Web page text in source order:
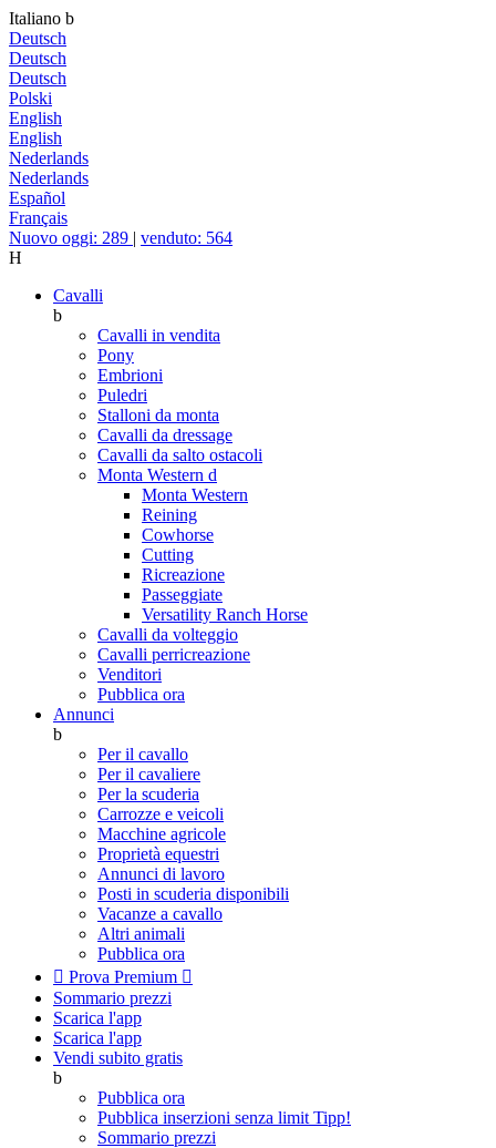
Italiano b
Deutsch
Deutsch
Deutsch
Polski
English
English
Nederlands
Nederlands
Español
Français
Nuovo oggi: 289 | venduto: 564
H
Cavalli
b
Cavalli in vendita
Pony
Embrioni
Puledri
Stalloni da monta
Cavalli da dressage
Cavalli da salto ostacoli
Monta Western d
Monta Western
Reining
Cowhorse
Cutting
Ricreazione
Passeggiate
Versatility Ranch Horse
Cavalli da volteggio
Cavalli perricreazione
Venditori
Pubblica ora
Annunci
b
Per il cavallo
Per il cavaliere
Per la scuderia
Carrozze e veicoli
Macchine agricole
Proprietà equestri
Annunci di lavoro
Posti in scuderia disponibili
Vacanze a cavallo
Altri animali
Pubblica ora
 Prova Premium 
Sommario prezzi
Scarica l'app
Scarica l'app
Vendi subito gratis
b
Pubblica ora
Pubblica inserzioni senza limit Tipp!
Sommario prezzi